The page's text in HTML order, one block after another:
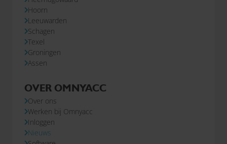
Hoorn
Leeuwarden
Schagen
Texel
Groningen
Assen
OVER OMNYACC
Over ons
Werken bij Omnyacc
Inloggen
Nieuws